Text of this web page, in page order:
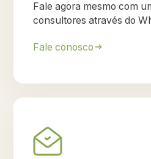
Fale agora mesmo com
consultores através do
Fale conosco